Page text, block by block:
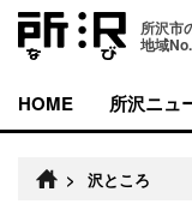
所沢市
地域
HOME 所沢ニュ
> 沢ところ